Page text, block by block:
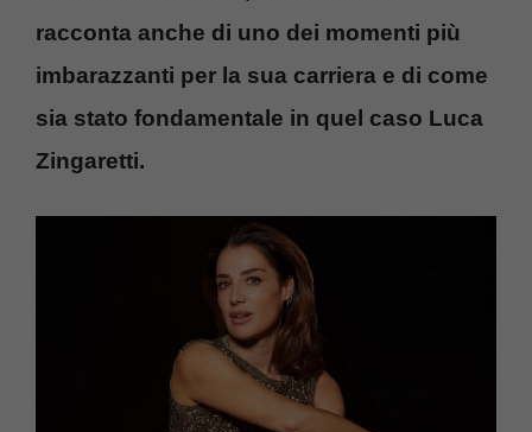
racconta anche di uno dei momenti più
imbarazzanti per la sua carriera e di come
sia stato fondamentale in quel caso Luca
Zingaretti.